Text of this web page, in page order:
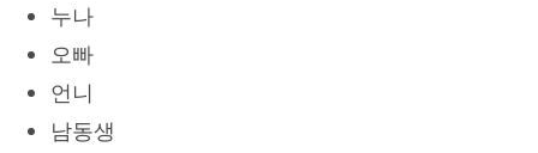
누나
오빠
언니
남동생